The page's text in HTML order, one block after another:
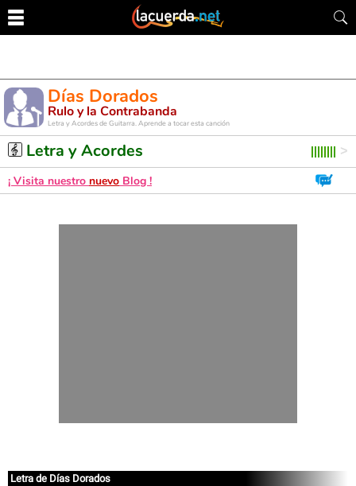
Días Dorados
Rulo y la Contrabanda
Letra y Acordes de Guitarra. Aprende a tocar esta canción
Letra y Acordes
¡ Visita nuestro nuevo Blog !
Letra de Días Dorados